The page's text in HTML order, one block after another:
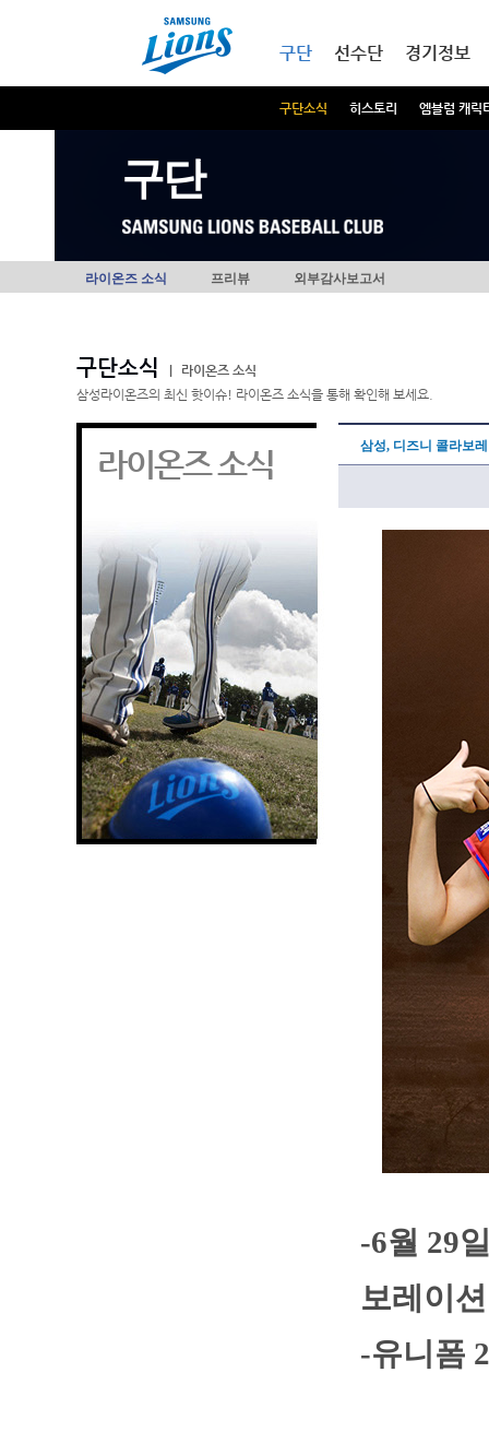
구단
구단소식 히스토리 엠블럼 캐릭
선수단 경기정보
구단
라이온즈 소식 프리뷰 외부감사보고서
구단소식
라이온즈 소식
삼성라이온즈의 최신 핫이슈! 라이온즈 소식을 통해 확인해 보세요.
라이온즈 소식 삼성, 디즈니 콜라보
-6월 29
보레이
-유니폼